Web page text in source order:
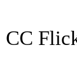
CC